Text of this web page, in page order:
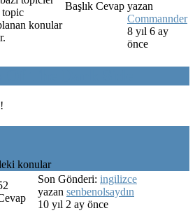
topic
konular
Başlık Cevap yazan
Commannder
8 yıl 6 ay
önce
konular
Son Gönderi: ingilizce
yazan senbenolsaydın
10 yıl 2 ay önce